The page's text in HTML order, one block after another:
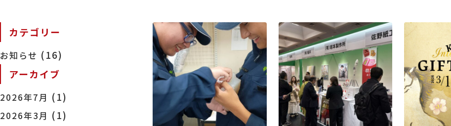
カテゴリー
お知らせ (16)
アーカイブ
2026年7月 (1)
2026年3月 (1)